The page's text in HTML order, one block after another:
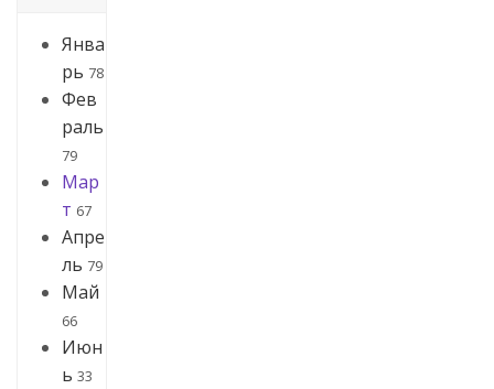
Янва
рь 78
Фев
раль
79
Мар
т 67
Апре
ль 79
Май
66
Июн
ь 33